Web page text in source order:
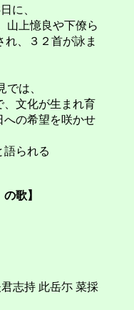
に、
山上憶良や下僚ら
、３２首が詠ま
は、
文化が生まれ育
への希望を咲かせ
られる
歌】
志持 此岳尓 菜採